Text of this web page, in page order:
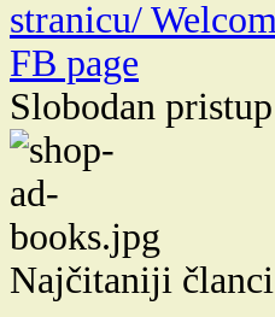
Slobodan pristup
Najčitaniji članci